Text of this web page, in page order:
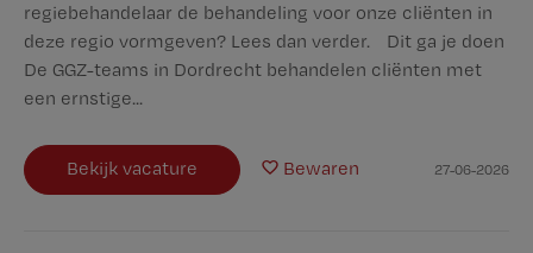
regiebehandelaar de behandeling voor onze cliënten in
deze regio vormgeven? Lees dan verder. Dit ga je doen
De GGZ-teams in Dordrecht behandelen cliënten met
een ernstige...
Bekijk vacature Bewaren 27-06-2026